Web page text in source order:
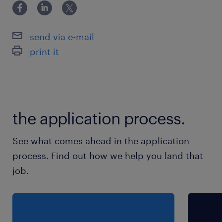
:
Prendre en charge le déploiement des
évolutions et intégrer/recetter les nouvelles
l'administration du réseau et assurer la
(méthodologie ITIL).
Rédiger les procédures techniques et
fonctionnelles associées.
send via e-mail
print it
the application process.
See what comes ahead in the application
process. Find out how we help you land that
job.